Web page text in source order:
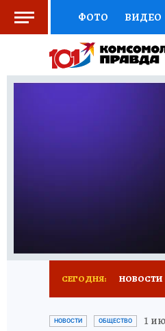
ФОТО ВИДЕО
ВЫБОР
СЕГОДНЯ: НОВОСТИ
НОВОСТИ ОБЩЕСТВО 1